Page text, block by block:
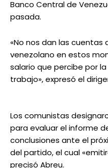
Banco Central de
pasada.
«No nos dan las cuentas
venezolano en estos
salario que percibe por
trabajo», expresó el
Los comunistas
para evaluar el informe
conclusiones ante el
del partido, el cual
precisó Abreu.